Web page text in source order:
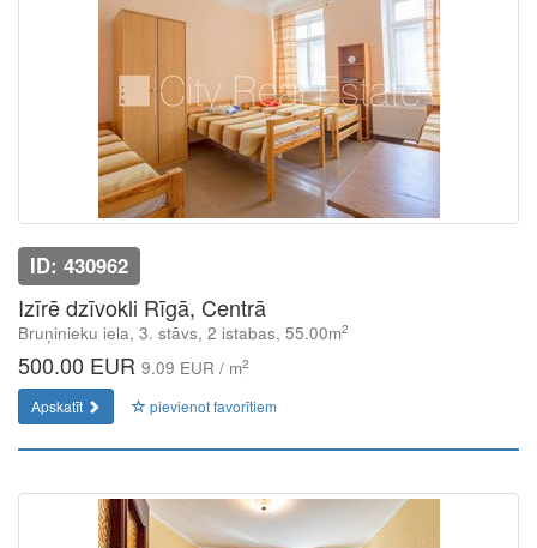
ID: 430962
Izīrē dzīvokli Rīgā, Centrā
Bruņinieku iela, 3. stāvs, 2 istabas, 55.00m2
500.00 EUR 9.09 EUR / m2
Apskatīt pievienot favorītiem